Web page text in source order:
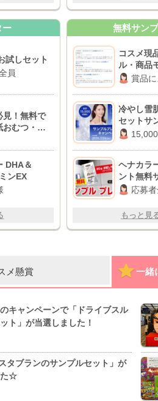
ー
試しセット
員
見！無料で
おむつ・粉
DHA＆
ンEX
無料サン
コスメ現
ル・商品
賞品
冷やし雪
セットサ
ヘナカラ
ント無料
応募
もっと見
メ懸賞 一緒
キャンペーンで「ドライブスル
ト」が当選しました！
タブランのサンプルセット」が
た☆